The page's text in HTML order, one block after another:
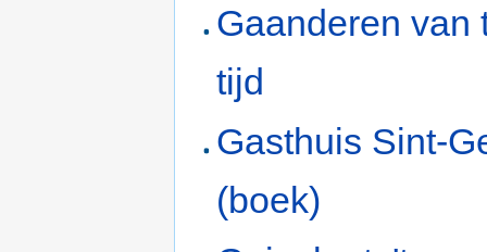
Gaanderen van
tijd
Gasthuis Sint-
(boek)